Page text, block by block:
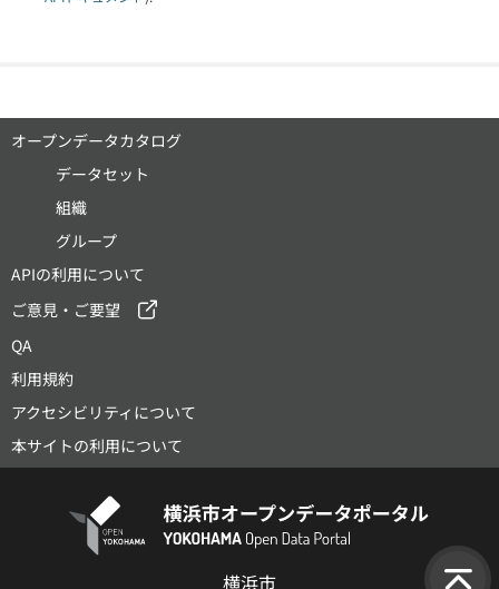
オープンデータカタログ
データセット
組織
グループ
APIの利用について
ご意見・ご要望
QA
利用規約
アクセシビリティについて
本サイトの利用について
横浜市